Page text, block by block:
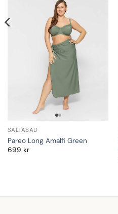
SALTABAD
Pareo Long Amalfi Green
699 kr